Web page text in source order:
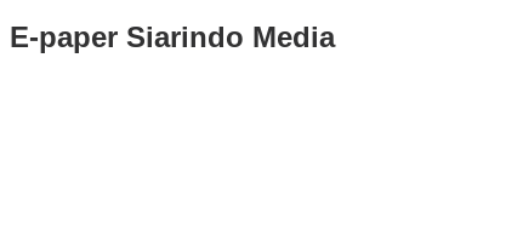
E-paper Siarindo Media